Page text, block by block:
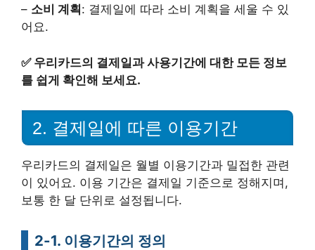
– 소비 계획 : 결제일에 따라 소비 계획을 세울 수 있
어요.
✅ 우리카드의 결제일과 사용기간에 대한 모든 정보
를 쉽게 확인해 보세요.
2. 결제일에 따른 이용기간
우리카드의 결제일은 월별 이용기간과 밀접한 관련
이 있어요. 이용 기간은 결제일 기준으로 정해지며,
보통 한 달 단위로 설정됩니다.
2-1. 이용기간의 정의